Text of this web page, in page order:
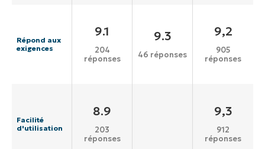
Répond aux
exigences
9.1
204
réponses
9.3
46 réponses
9,2
905
réponses
Facilité
d'utilisation
8.9
203
réponses
9,3
912
réponses